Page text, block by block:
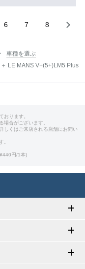
6 7 8
車種を選ぶ
LE MANS V+(5+)LM5 Plus
おります。
場合がございます。
しくはご来店される店舗にお問い
。
円/1本)